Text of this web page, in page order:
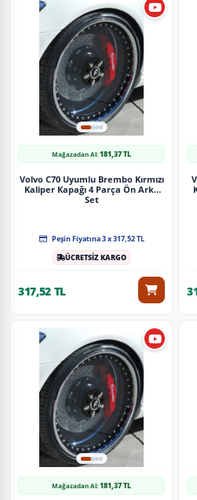
Uygulama
Aracınızın ölçülerine
yatkınlığı gerektirebilir.
Paket İçeriği
Lada Vega Uyumlu Brembo Sarı
Set
Siparişleriniz darbe emici özel
görmeyecek şekilde paketlenerek
Mağazadan Al:181,37 TL
Volvo C70 Uyumlu Brembo Kırmızı
Kaliper Kapağı 4 Parça Ön Arka
Set
Peşin Fiyatına 3 x 317,52 TL
ÜCRETSİZ KARGO
317,52 TL
Mağazadan Al:181,37 TL